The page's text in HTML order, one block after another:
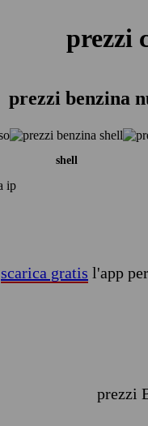
prezzi
prezzi benzina
shell
scarica gratis l'app
prezzi